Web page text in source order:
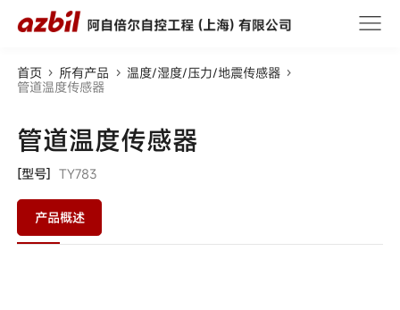
首页 所有产品
温度/湿度/压力/地震传感器
管道温度传感器
管道温度传感器
[型号] TY783
产品概述